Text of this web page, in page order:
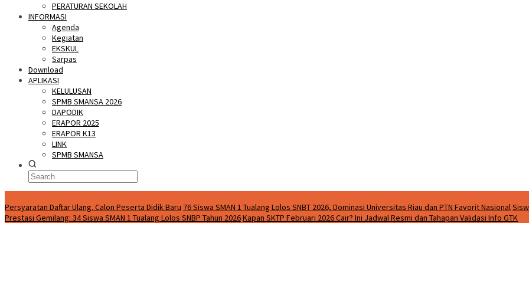
PERATURAN SEKOLAH
INFORMASI
Agenda
Kegiatan
EKSKUL
Sarpas
Download
APLIKASI
KELULUSAN
SPMB SMANSA 2026
DAPODIK
ERAPOR 2025
ERAPOR K13
LINK
SPMB SMANSA
Persyaratan Daftar Ulang. Calon Peserta Didik Baru 76 Siswa SMAN 1 Tualang Lolos SNBT 2026, Dominasi Universitas Riau dan PTN Favorit Nasional
Prestasi Gemilang: 34 Siswa SMAN 1 Tualang Lolos SNBP Tahun 2026Kapan SKTP Februari 2026 Cair? Ini Jadwal Resmi dan Tahapan Validasi Info GTK